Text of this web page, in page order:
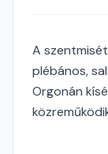
A
plébános,
Orgonán